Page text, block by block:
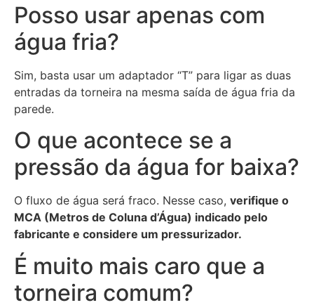
Posso usar apenas com
água fria?
Sim, basta usar um adaptador “T” para ligar as duas
entradas da torneira na mesma saída de água fria da
parede.
O que acontece se a
pressão da água for baixa?
O fluxo de água será fraco. Nesse caso, verifique o
MCA (Metros de Coluna d’Água) indicado pelo
fabricante e considere um pressurizador.
É muito mais caro que a
torneira comum?